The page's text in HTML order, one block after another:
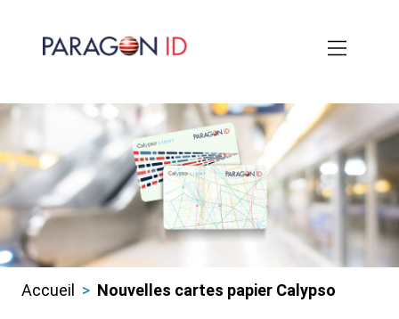
contenu
Fils
Accueil Nouvelles cartes papier Calypso